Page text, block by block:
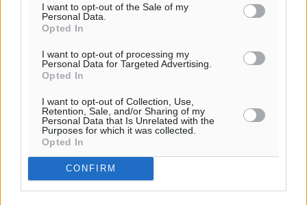
I want to opt-out of the Sale of my
Personal Data.
Opted In
I want to opt-out of processing my
Personal Data for Targeted Advertising.
Opted In
I want to opt-out of Collection, Use,
Retention, Sale, and/or Sharing of my
Personal Data that Is Unrelated with the
Purposes for which it was collected.
Opted In
CONFIRM
της Ρόδου
09.08.26 · 08:13
ΣΥΝΕΝΤΕΎΞΕΙΣ
Μιχάλης Χουρδάκης: «Η χώρα χρειάζεται μια αξιόπιστη
εναλλακτική κυβερνητική πρόταση»
Σχολιασμός Άρθρου
Τα σχόλια εκφράζουν αποκλειστικά τον εκάστοτε
σχολιαστή. Η Δημοκρατική δεν υιοθετεί αυτές τις